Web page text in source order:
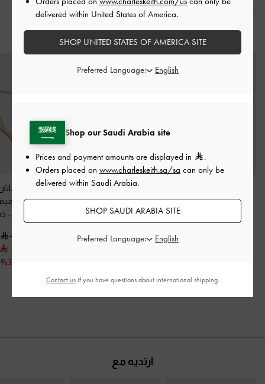
قد يعجبك آيضاً
وأشرطة-لون البشرة
صندل بشريط كاحل على
شكل حرف T بارز لامع
-
أسود خشن
400.00
صندل من
ستيليتو
-
450.00
300.00
ارتديه مع
Shop our Saudi Arabia site
Prices and payment amounts are displayed in
.
Orders placed on www.charleskeith.sa/sa can only be
delivered within Saudi Arabia.
SHOP SAUDI ARABIA SITE
Preferred Language:
delivered within United States of America.
SHOP UNITED STATES OF AMERICA SITE
Preferred Language:
Contact usif you have questions about international shipping.